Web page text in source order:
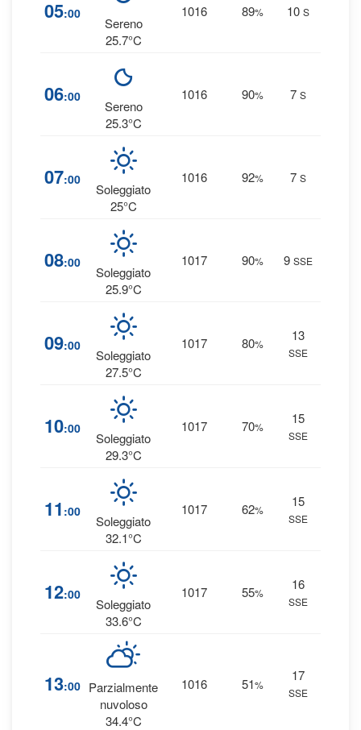
05:00
Sereno
25.7°C
1016 89% 10 S
06:00
Sereno
25.3°C
1016 90% 7 S
07:00
Soleggiato
25°C
1016 92% 7 S
08:00
Soleggiato
25.9°C
1017 90% 9 SSE
09:00
Soleggiato
27.5°C
1017 80%
13
SSE
10:00
Soleggiato
29.3°C
1017 70%
15
SSE
11 :00
Soleggiato
32.1°C
1017 62%
15
SSE
12:00
Soleggiato
33.6°C
1017 55%
16
SSE
13:00 Parzialmente
nuvoloso
34.4°C
1016 51%
17
SSE